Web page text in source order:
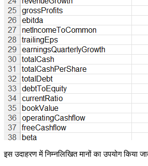
इस उदाहरण में निम्नलिखित मानों का उपयोग किया